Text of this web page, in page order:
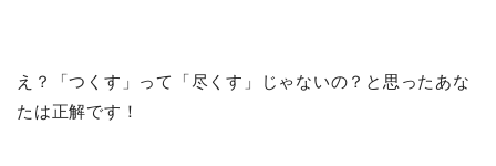
え？「つくす」って「尽くす」じゃないの？と思ったあな
たは正解です！